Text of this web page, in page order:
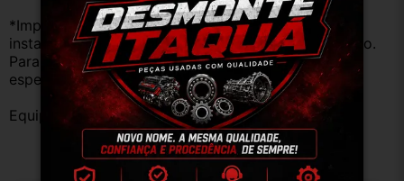
*Importante: Não nos responsabilizamos por
instalações inadequadas ou uso indevido do produto.
Para evitar problemas, consulte um profissional
especializado.
Equipe DESMONTE ARUJÁ.